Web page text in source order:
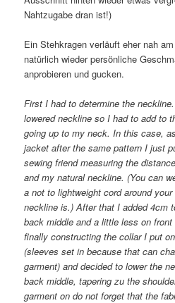
Nahtzugabe dran ist!)
Ein Stehkragen verläuft eher nah
natürlich wieder persönliche
anprobieren und gucken.
First I had to determine the
lowered neckline so I had to add to
going up to my neck. In this case,
jacket after the same pattern I just
sewing friend measuring the
and my natural neckline. (You can
a not to lightweight cord around
neckline is.) After that I added 4cm
back middle and a little less on
finally constructing the collar I put
(sleeves set in because that can
garment) and decided to lower the
back middle, tapering zu the
garment on do not forget that the